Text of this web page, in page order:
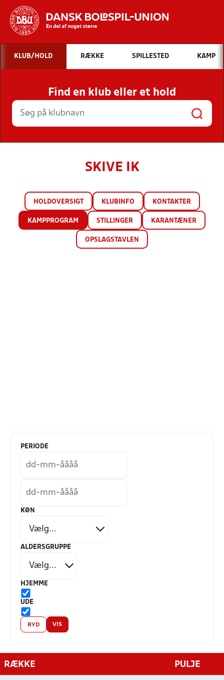
Hvad vil du søge efter?
INDHOLD OG NYHEDER
STILLINGER, RESULTATER, KLUBBER OG
HOLD
KLUB/HOLD RÆKKE SPILLESTED KAMP
Find en klub eller et hold
SKIVE IK
HOLDOVERSIGT KLUBINFO KONTAKTER
KAMPPROGRAM STILLINGER KARANTÆNER
OPSLAGSTAVLEN
PERIODE
KØN
ALDERSGRUPPE
HJEMME
UDE
RYD VIS
RÆKKE PULJE